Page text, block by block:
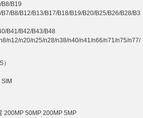
B8/B19
B7/B8/B12/B13/B17/B18/B19/B20/B25/B26/B28/B3
B41/B42/B43/B48
n12/n20/n25/n28/n38/n40/n41/n66/n71/n75/n77/
200MP 50MP 200MP 5MP